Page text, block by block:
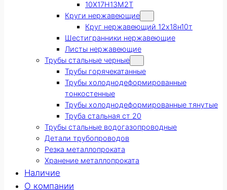
10Х17Н13М2Т
Круги нержавеющие
Круг нержавеющий 12х18н10т
Шестигранники нержавеющие
Листы нержавеющие
Трубы стальные черные
Трубы горячекатанные
Трубы холоднодеформированные
тонкостенные
Трубы холоднодеформированные тянутые
Труба стальная ст 20
Трубы стальные водогазопроводные
Детали трубопроводов
Резка металлопроката
Хранение металлопроката
Наличие
О компании